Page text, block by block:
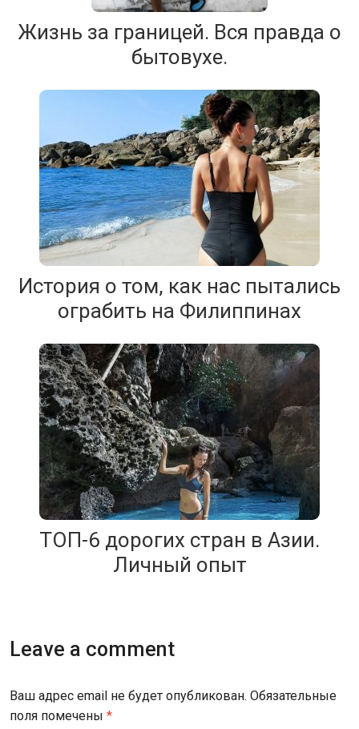
Жизнь за границей. Вся правда о
бытовухе.
История о том, как нас пытались
ограбить на Филиппинах
ТОП-6 дорогих стран в Азии.
Личный опыт
Leave a comment
Ваш адрес email не будет опубликован. Обязательные
поля помечены *